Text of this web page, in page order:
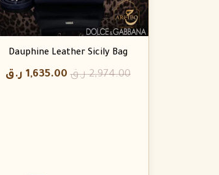
Dauphine Leather Sicily Bag
2,974.00 ر.ق 1,635.00 ر.ق